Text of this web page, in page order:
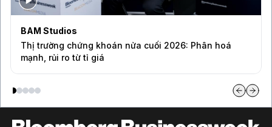
BAM Studios
Thị trường chứng khoán nửa cuối 2026: Phân hoá
mạnh, rủi ro từ tỉ giá